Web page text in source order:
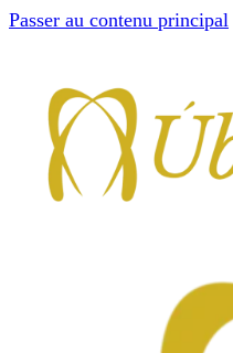
Passer au contenu principal